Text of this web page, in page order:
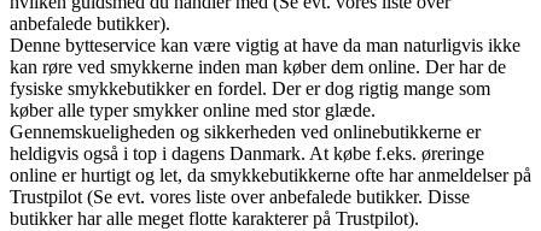
anbefalede butikker).
Denne bytteservice kan være vigtig at have da man naturligvis ikke
kan røre ved smykkerne inden man køber dem online. Der har de
fysiske smykkebutikker en fordel. Der er dog rigtig mange som
køber alle typer smykker online med stor glæde.
Gennemskueligheden og sikkerheden ved onlinebutikkerne er
heldigvis også i top i dagens Danmark. At købe f.eks. øreringe
online er hurtigt og let, da smykkebutikkerne ofte har anmeldelser på
Trustpilot (Se evt. vores liste over anbefalede butikker. Disse
butikker har alle meget flotte karakterer på Trustpilot).